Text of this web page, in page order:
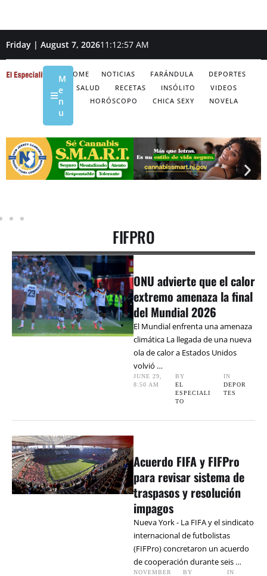
Friday | August 7, 202611:12:57 AM
HOME NOTICIAS FARÁNDULA
DEPORTES
SALUD
RECETAS INSÓLITO
VIDEOS
HORÓSCOPO
CHICA SEXY NOVELA
M
e
n
u
FIFPRO
ONU advierte que el calor
extremo amenaza la final
del Mundial 2026
El Mundial enfrenta una amenaza
climática La llegada de una nueva
ola de calor a Estados Unidos
volvió …
JUNE 29,
8:50 AM
BY
EL
ESPECIALI
TO
IN
DEPOR
TES
Acuerdo FIFA y FIFPro
para revisar sistema de
traspasos y resolución
impagos
Nueva York - La FIFA y el sindicato
internacional de futbolistas
(FIFPro) concretaron un acuerdo
de cooperación durante seis …
NOVEMBER
BY
IN